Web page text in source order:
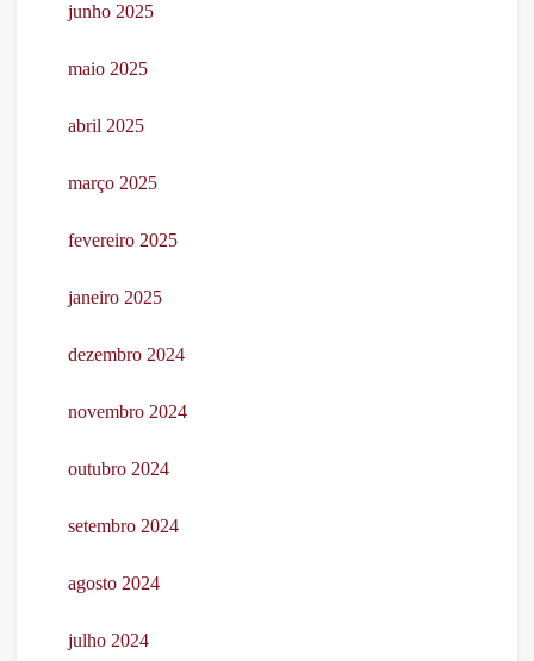
junho 2025
maio 2025
abril 2025
março 2025
fevereiro 2025
janeiro 2025
dezembro 2024
novembro 2024
outubro 2024
setembro 2024
agosto 2024
julho 2024